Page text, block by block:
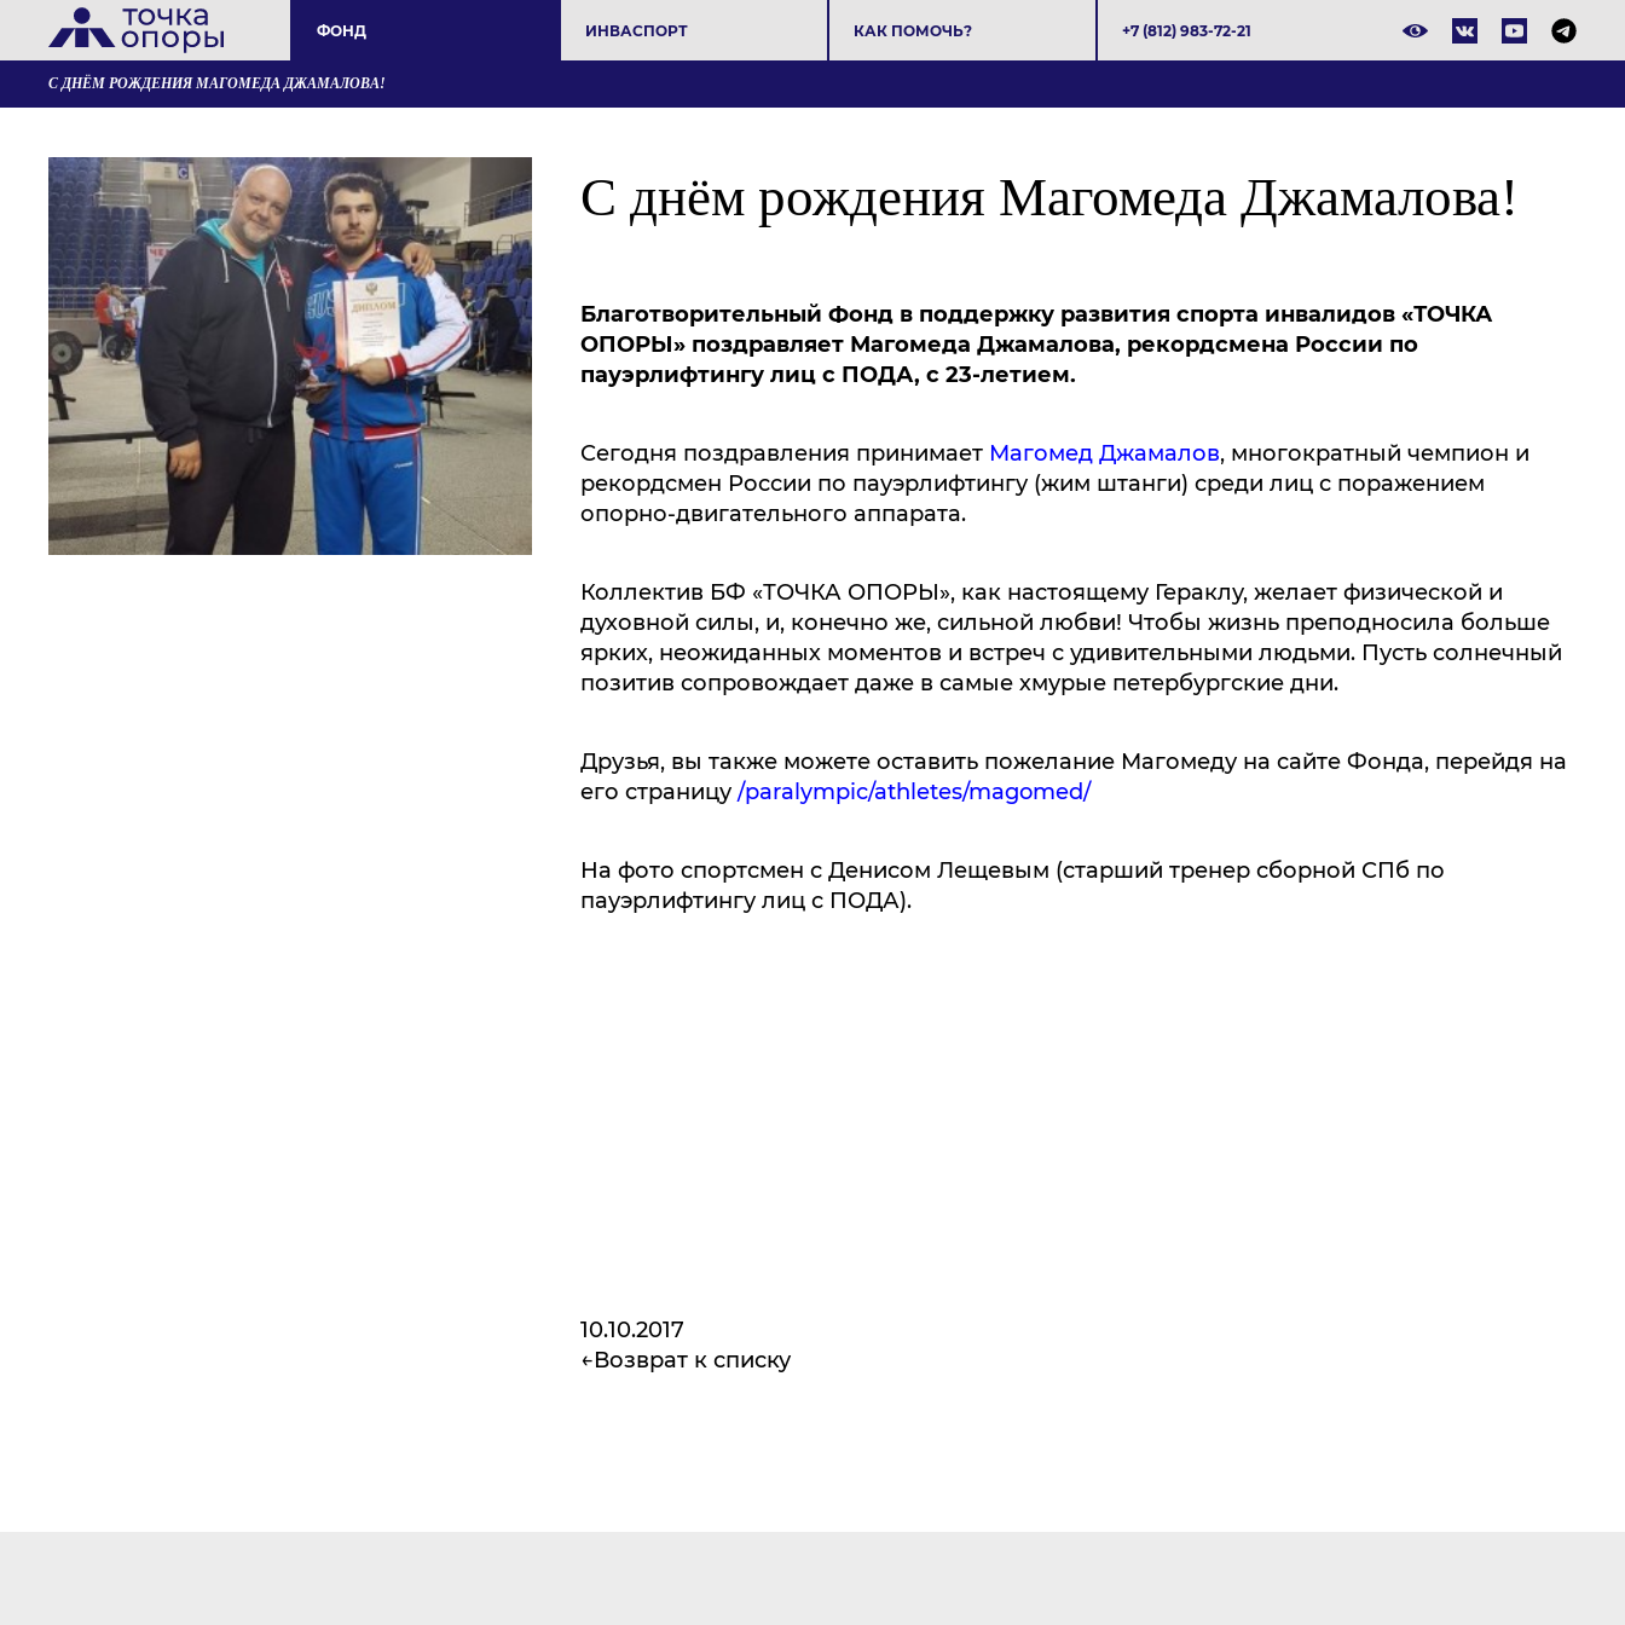
ФОНД ИНВАСПОРТ КАК ПОМОЧЬ? +7 (812) 983-72-21
С ДНЁМ РОЖДЕНИЯ МАГОМЕДА ДЖАМАЛОВА!
С днём рождения Магомеда Джамалова!
Благотворительный Фонд в поддержку развития спорта инвалидов «ТОЧКА
ОПОРЫ» поздравляет Магомеда Джамалова, рекордсмена России по
пауэрлифтингу лиц с ПОДА, с 23-летием.
Сегодня поздравления принимает Магомед Джамалов, многократный чемпион и
рекордсмен России по пауэрлифтингу (жим штанги) среди лиц с поражением
опорно-двигательного аппарата.
Коллектив БФ «ТОЧКА ОПОРЫ», как настоящему Гераклу, желает физической и
духовной силы, и, конечно же, сильной любви! Чтобы жизнь преподносила больше
ярких, неожиданных моментов и встреч с удивительными людьми. Пусть солнечный
позитив сопровождает даже в самые хмурые петербургские дни.
Друзья, вы также можете оставить пожелание Магомеду на сайте Фонда, перейдя на
его страницу /paralympic/athletes/magomed/
На фото спортсмен с Денисом Лещевым (старший тренер сборной СПб по
пауэрлифтингу лиц с ПОДА).
10.10.2017
Возврат к списку